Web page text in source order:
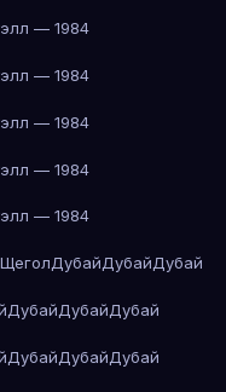
— 1984
— 1984
— 1984
— 1984
— 1984
ДубайДубайДубай
ДубайДубайДубай
ДубайДубайДубай